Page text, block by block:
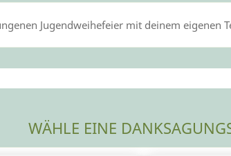
Jugendweihefeier mit deinem eigenen
WÄHLE EINE